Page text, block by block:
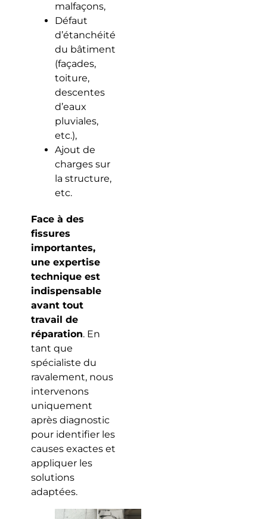
malfaçons,
Défaut
d’étanchéité
du bâtiment
(façades,
toiture,
descentes
d’eaux
pluviales,
etc.),
Ajout de
charges sur
la structure,
etc.
Face à des
fissures
importantes,
une expertise
technique est
indispensable
avant tout
travail de
réparation. En
tant que
spécialiste du
ravalement, nous
intervenons
uniquement
après diagnostic
pour identifier les
causes exactes et
appliquer les
solutions
adaptées.